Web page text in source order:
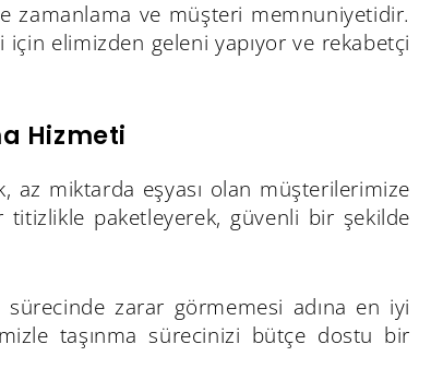
zamanlama ve müşteri memnuniyetidir.
elimizden geleni yapıyor ve rekabetçi
Hizmeti
az miktarda eşyası olan müşterilerimize
titizlikle paketleyerek, güvenli bir şekilde
zarar görmemesi adına en iyi
taşınma sürecinizi bütçe dostu bir